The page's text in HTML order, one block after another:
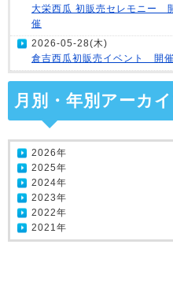
大栄西瓜 初販売セレモニー
催
2026-05-28(木)
倉吉西瓜初販売イベント 開催
月別・年別アーカ
2026年
2025年
2024年
2023年
2022年
2021年